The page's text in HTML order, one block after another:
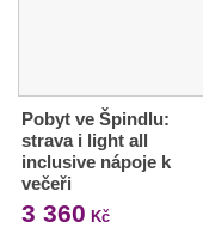
Pobyt ve Špindlu:
strava i light all
inclusive nápoje k
večeři
3 360 Kč